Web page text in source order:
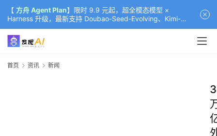
【 方舟 Agent Plan】限时 9.9 元起，超全模态模型 ×
Harness 升级，最新支持 Doubao-Seed-Evolving、Kimi-
K3（部分）、GLM-5.2
首页 资讯 新闻
3